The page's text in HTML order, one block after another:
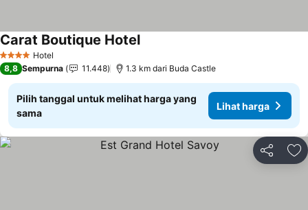
4 BintangHotel
Carat Boutique Hotel
8,8 Sempurna 11.448 1.3 km dari Buda Castle
Pilih tanggal untuk melihat harga yang
sama
Lihat harga
Bagikan